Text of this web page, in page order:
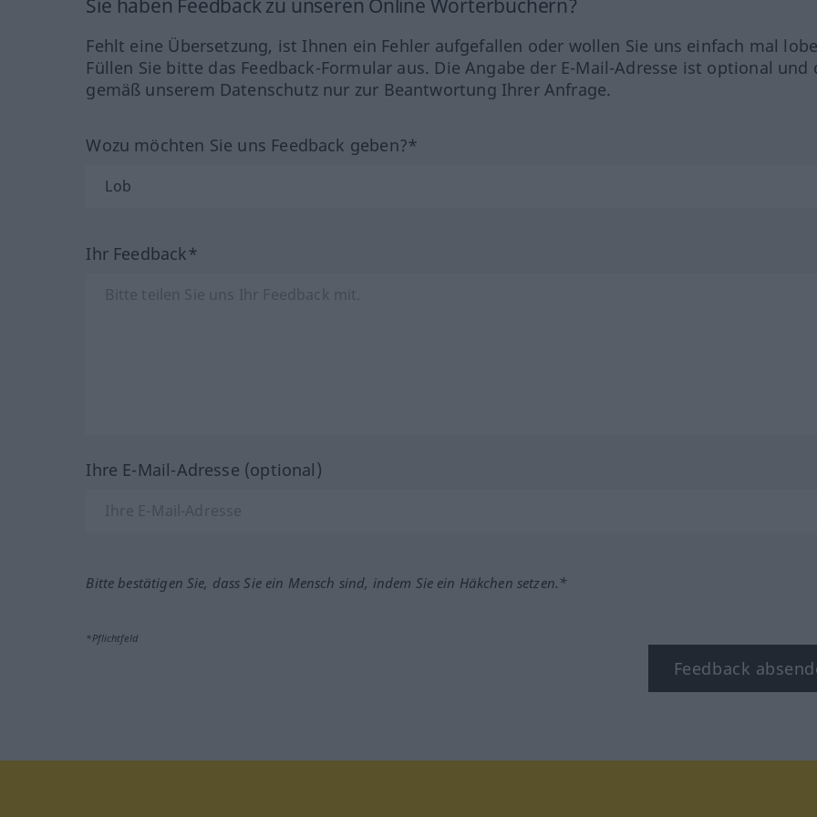
Sie haben Feedback zu unseren Online Wörterbüchern?
Fehlt eine Übersetzung, ist Ihnen ein Fehler aufgefallen oder wollen Sie uns einfach mal
Füllen Sie bitte das Feedback-Formular aus. Die Angabe der E-Mail-Adresse ist optional und
gemäß unserem Datenschutz nur zur Beantwortung Ihrer Anfrage.
Wozu möchten Sie uns Feedback geben?*
Ihr Feedback*
Ihre E-Mail-Adresse (optional)
Bitte bestätigen Sie, dass Sie ein Mensch sind, indem Sie ein Häkchen setzen.*
*Pflichtfeld
Feedback